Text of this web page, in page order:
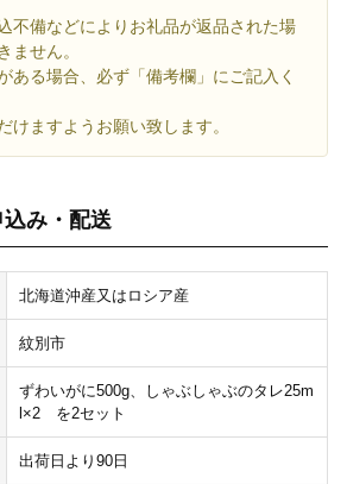
不備などによりお礼品が返品された場
ません。
ある場合、必ず「備考欄」にご記入く
けますようお願い致します。
み・配送
北海道沖産又はロシア産
紋別市
ずわいがに500g、しゃぶしゃぶのタレ25m
l×2 を2セット
出荷日より90日